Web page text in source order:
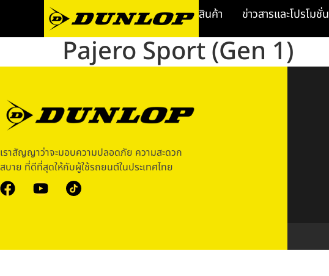
สินค้า ข่าวสารและโปรโมชั่น
Pajero Sport (Gen 1)
เราสัญญาว่าจะมอบความปลอดภัย ความสะดวก
สบาย ที่ดีที่สุดให้กับผู้ใช้รถยนต์ในประเทศไทย